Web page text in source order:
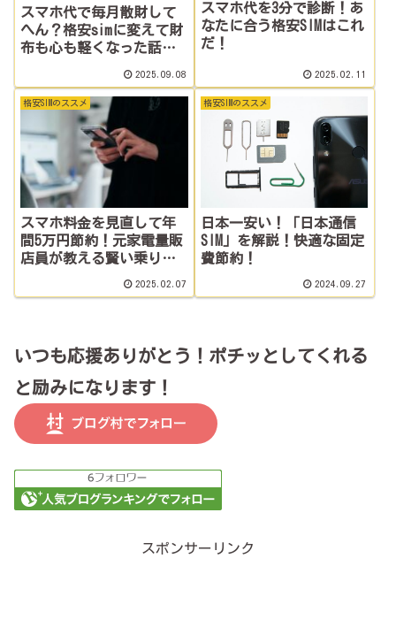
スマホ代で毎月散財して
へん？格安simに変えて財
布も心も軽くなった話、
2025.09.08
スマホ代を3分で診断！あ
なたに合う格安SIMはこれ
だ！
2025.02.11
格安SIMのススメ
スマホ料金を見直して年
間5万円節約！元家電量販
店員が教える賢い乗り換
2025.02.07
格安SIMのススメ
日本一安い！「日本通信
SIM」を解説！快適な固定
費節約！
2024.09.27
いつも応援ありがとう！ポチッとしてくれる
と励みになります！
スポンサーリンク